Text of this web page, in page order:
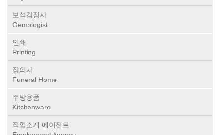
보석감정사
Gemologist
인쇄
Printing
장의사
Funeral Home
주방용품
Kitchenware
직업소개 에이전트